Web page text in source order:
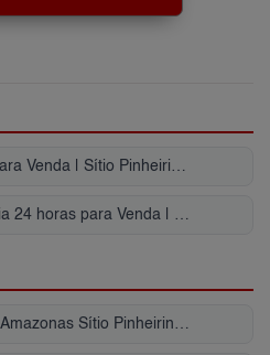
Apartamento no térreo para Venda | Sítio Pinheirinho
Apartamento com portaria 24 horas para Venda | Sítio Pinheirinho
Condomínio Residencial Amazonas Sítio Pinheirinho